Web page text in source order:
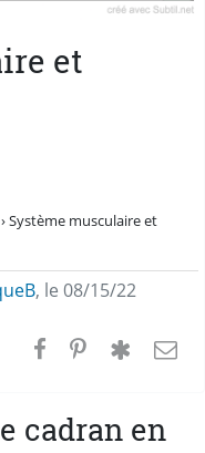
et
› Système musculaire et
, le 08/15/22
cadran en